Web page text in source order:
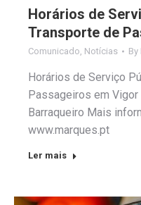
Horários de
Transporte de
Comunicado Notícias By
Horários de Serviço
Passageiros em
Barraqueiro Mais
www.marques.pt
Ler mais